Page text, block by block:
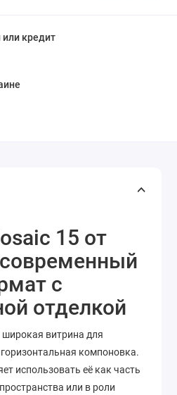
кредит
15 от
с
отделкой
широкая витрина для
компоновка.
использовать её как часть
или в роли